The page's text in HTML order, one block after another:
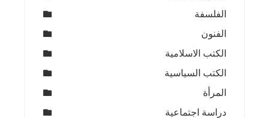
الفلسفة
الفنون
الكتب الاسلامية
الكتب السياسية
المرأة
دراسة اجتماعية